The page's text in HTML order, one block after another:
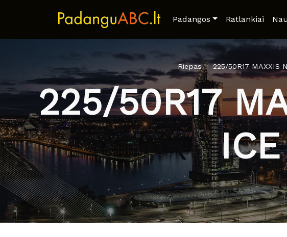
Padangos Ratlankiai
Riepas 225/50R17 MAXXIS
225/50R17